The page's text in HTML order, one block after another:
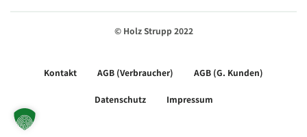
© Holz Strupp 2022
Kontakt AGB (Verbraucher) AGB (G. Kunden)
Datenschutz Impressum